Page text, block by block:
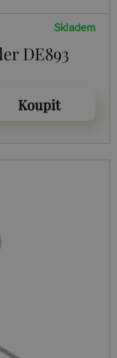
Skladem
DE893
Koupit